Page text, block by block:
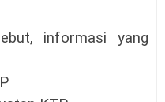
informasi yang